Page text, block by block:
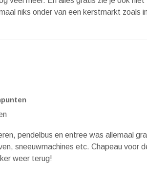
niks onder van een kerstmarkt zoals
pendelbus en entree was allemaal
sneeuwmachines etc. Chapeau voor
weer terug!